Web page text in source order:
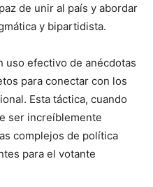
de unir al país y abordar
y bipartidista.
uso efectivo de anécdotas
para conectar con los
Esta táctica, cuando
ser increíblemente
complejos de política
para el votante